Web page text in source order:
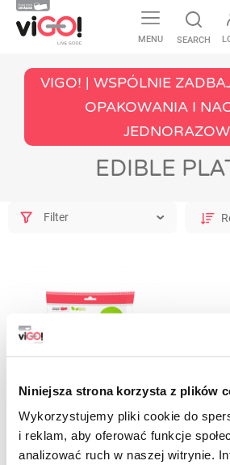
Niniejsza strona korzysta z plików
Wykorzystujemy pliki cookie do
i reklam, aby oferować funkcje
analizować ruch w naszej witrynie.
MENU SEARCH
VIGO! | WSPÓLNIE
OPAKOWANIA I
EDIBLE
Filter
7316020